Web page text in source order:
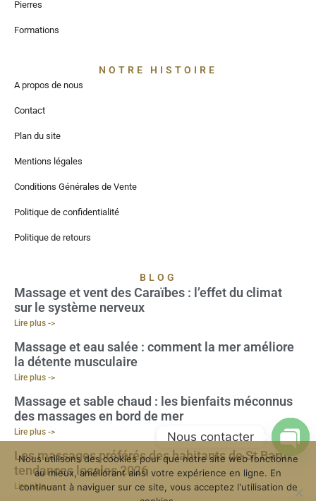
Pierres
Formations
NOTRE HISTOIRE
A propos de nous
Contact
Plan du site
Mentions légales
Conditions Générales de Vente
Politique de confidentialité
Politique de retours
BLOG
Massage et vent des Caraïbes : l’effet du climat
sur le système nerveux
Lire plus ->
Massage et eau salée : comment la mer améliore
la détente musculaire
Lire plus ->
Massage et sable chaud : les bienfaits méconnus
des massages en bord de mer
Lire plus ->
Les massages préférés des habitants de St Barth :
tendances locales 2026
Lire plus ->
Nous utilisons des cookies pour que notre site web fonctionne
au mieux, améliorant ainsi votre expérience en ligne. En
continuant à naviguer sur ce site, vous acceptez l'utilisation de
Nous contacter